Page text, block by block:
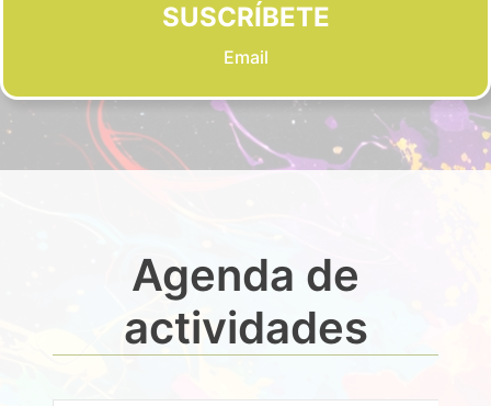
SUSCRÍBETE
Email
Agenda de
actividades